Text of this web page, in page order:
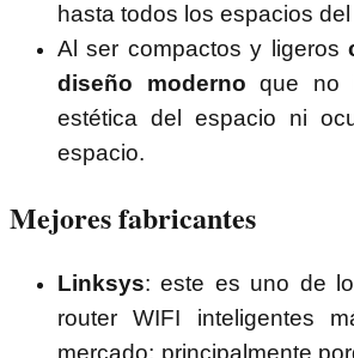
hasta todos los espacios
Al ser compactos y ligeros
diseño moderno que no
estética del espacio ni
espacio.
Mejores fabricantes
Linksys: este es uno de
router WIFI inteligentes
mercado; principalmente